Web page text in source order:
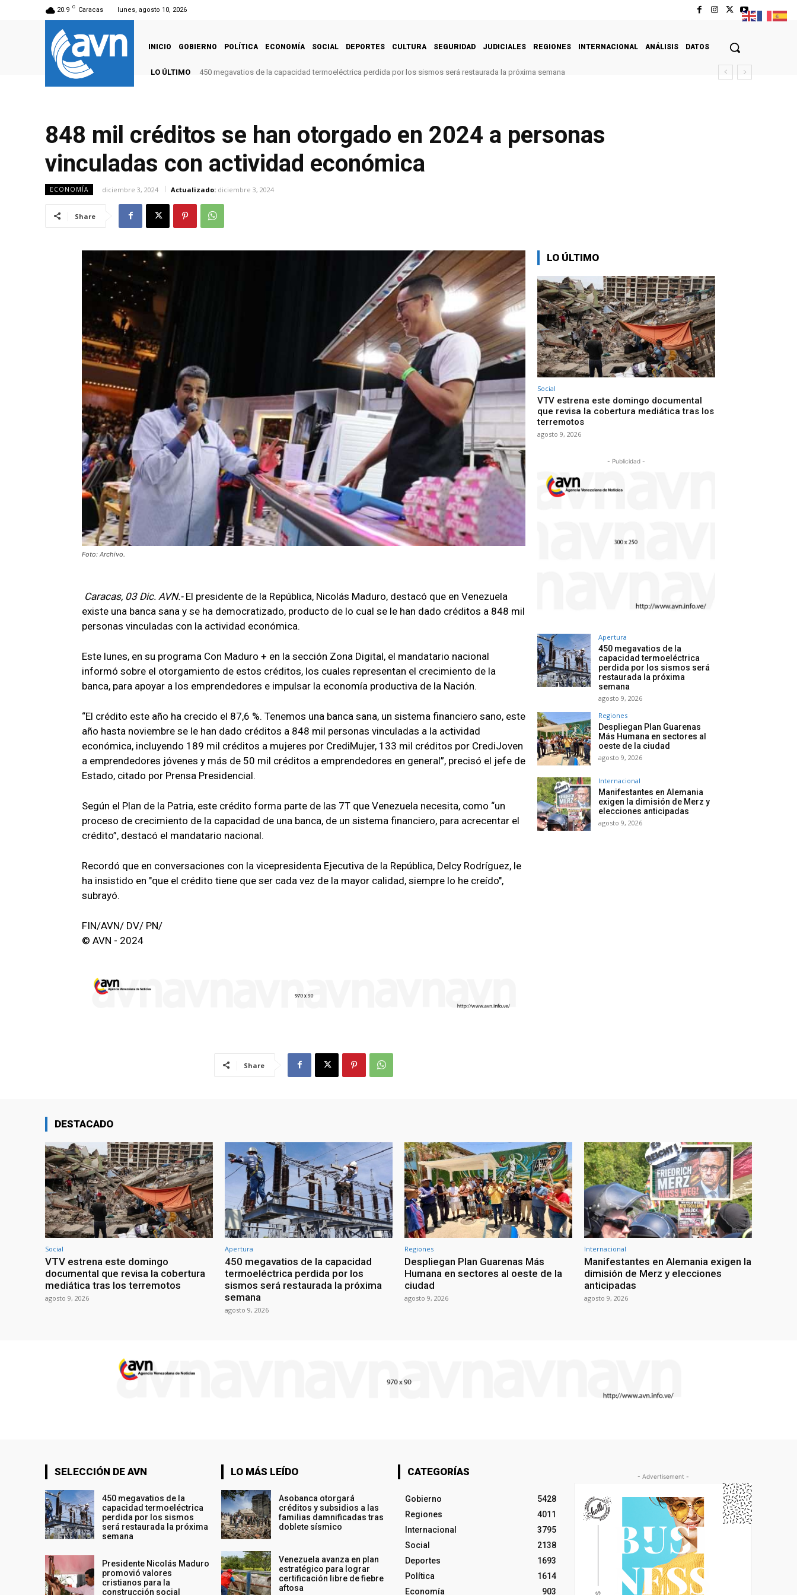
20.9 C Caracas lunes, agosto 10, 2026
INICIO GOBIERNO POLÍTICA ECONOMÍA SOCIAL DEPORTES CULTURA SEGURIDAD JUDICIALES REGIONES INTERNACIONAL ANÁLISIS DATOS
LO ÚLTIMO 450 megavatios de la capacidad termoeléctrica perdida por los sismos será restaurada la próxima semana
848 mil créditos se han otorgado en 2024 a personas
vinculadas con actividad económica
ECONOMÍA diciembre 3, 2024 Actualizado: diciembre 3, 2024
Share
Foto: Archivo.
Caracas, 03 Dic. AVN.- El presidente de la República, Nicolás Maduro, destacó que en Venezuela
existe una banca sana y se ha democratizado, producto de lo cual se le han dado créditos a 848 mil
personas vinculadas con la actividad económica.
Este lunes, en su programa Con Maduro + en la sección Zona Digital, el mandatario nacional
informó sobre el otorgamiento de estos créditos, los cuales representan el crecimiento de la
banca, para apoyar a los emprendedores e impulsar la economía productiva de la Nación.
“El crédito este año ha crecido el 87,6 %. Tenemos una banca sana, un sistema financiero sano, este
año hasta noviembre se le han dado créditos a 848 mil personas vinculadas a la actividad
económica, incluyendo 189 mil créditos a mujeres por CrediMujer, 133 mil créditos por CrediJoven
a emprendedores jóvenes y más de 50 mil créditos a emprendedores en general”, precisó el jefe de
Estado, citado por Prensa Presidencial.
Según el Plan de la Patria, este crédito forma parte de las 7T que Venezuela necesita, como “un
proceso de crecimiento de la capacidad de una banca, de un sistema financiero, para acrecentar el
crédito”, destacó el mandatario nacional.
Recordó que en conversaciones con la vicepresidenta Ejecutiva de la República, Delcy Rodríguez, le
ha insistido en "que el crédito tiene que ser cada vez de la mayor calidad, siempre lo he creído",
subrayó.
FIN/AVN/ DV/ PN/
© AVN - 2024
Share
LO ÚLTIMO
Social
VTV estrena este domingo documental
que revisa la cobertura mediática tras los
terremotos
agosto 9, 2026
- Publicidad -
Apertura
450 megavatios de la
capacidad termoeléctrica
perdida por los sismos será
restaurada la próxima
semana
agosto 9, 2026
Regiones
Despliegan Plan Guarenas
Más Humana en sectores al
oeste de la ciudad
agosto 9, 2026
Internacional
Manifestantes en Alemania
exigen la dimisión de Merz y
elecciones anticipadas
agosto 9, 2026
DESTACADO
Social
VTV estrena este domingo
documental que revisa la cobertura
mediática tras los terremotos
agosto 9, 2026
Apertura
450 megavatios de la capacidad
termoeléctrica perdida por los
sismos será restaurada la próxima
semana
agosto 9, 2026
Regiones
Despliegan Plan Guarenas Más
Humana en sectores al oeste de la
ciudad
agosto 9, 2026
Internacional
Manifestantes en Alemania exigen la
dimisión de Merz y elecciones
anticipadas
agosto 9, 2026
SELECCIÓN DE AVN
450 megavatios de la
capacidad termoeléctrica
perdida por los sismos
será restaurada la próxima
semana
Presidente Nicolás Maduro
promovió valores
cristianos para la
construcción social
LO MÁS LEÍDO
Asobanca otorgará
créditos y subsidios a las
familias damnificadas tras
doblete sísmico
Venezuela avanza en plan
estratégico para lograr
certificación libre de fiebre
aftosa
CATEGORÍAS
Gobierno
5428
Regiones
4011
Internacional
3795
Social
2138
Deportes
1693
Política
1614
Economía
903
- Advertisement -